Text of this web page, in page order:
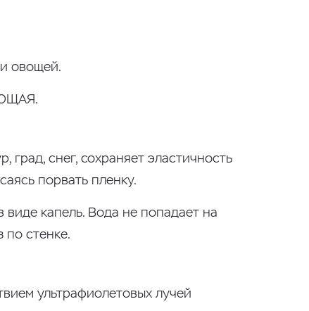
овощей.
снег, сохраняет эластичность
порвать пленку.
виде капель. Вода не попадает на
по стенке.
ультрафиолетовых лучей